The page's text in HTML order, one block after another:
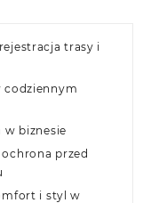
trasy i
codziennym
w biznesie
przed
i styl w